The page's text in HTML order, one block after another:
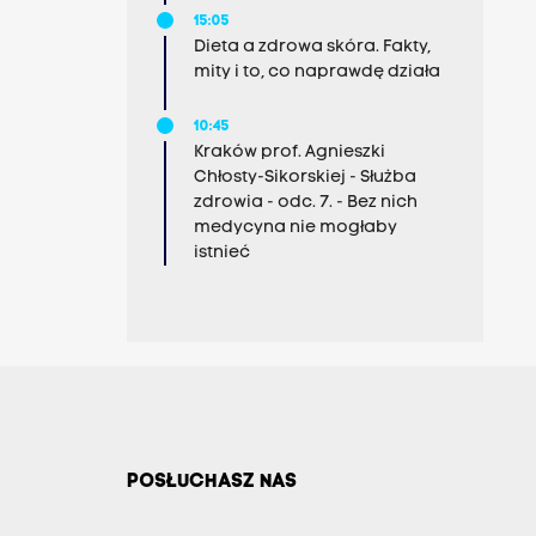
15:05
Dieta a zdrowa skóra. Fakty,
mity i to, co naprawdę działa
10:45
Kraków prof. Agnieszki
Chłosty-Sikorskiej - Służba
zdrowia - odc. 7. - Bez nich
medycyna nie mogłaby
istnieć
POSŁUCHASZ NAS